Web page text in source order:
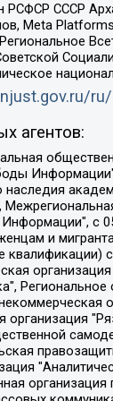
РСФСР СССР
Meta
агентов:
и правозащитное общество "Мемориал" (Рязанский Мемориал), Челябинский региональный орган общественной самодеятельности – женское общественное объединение "Женщины Евразии", Челябинский региональный орган общественной самодеятельности "Уральская правозащитная группа", Фонд содействия защите здоровья и социальной справедливости имени Андрея Рылькова, Автономная Некоммерческая Организация "Аналитический Центр Юрия Левады", Автономная некоммерческая организация социальной поддержки населения "Проект Апрель", Региональная общественная организация помощи женщинам и детям, находящимся в кризисной ситуации "Информационно-методический центр "Анна", Фонд содействия развитию массовых коммуникаций и правовому просвещению "Так-так-Так", Фонд содействия устойчивому развитию "Серебряная тайга", Свердловский региональный общественный фонд социальных проектов "Новое время", "Idel.Реалии", Кавказ.Реалии, Крым.Реалии, Телеканал